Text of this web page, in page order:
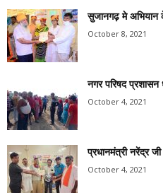
सुजानगढ़ मे अभियान
October 8, 2021
नगर परिषद प्रशासन
October 4, 2021
प्रधानमंत्री नरेंद्र
October 4, 2021